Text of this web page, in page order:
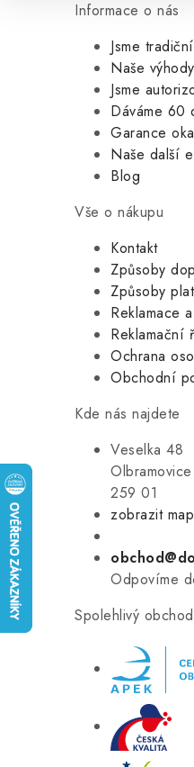
Informace o nás
Jsme
Naše
Jsme
Dáváme 60
Garance
Naše další
Blog
Vše o nákupu
Kontakt
Způsoby
Způsoby
Reklamace
Reklamační
Ochrana
Obchodní
Kde nás najdete
Veselka 48
259 01
zobrazit
Odpovíme
Spolehlivý obchod